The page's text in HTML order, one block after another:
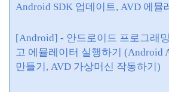
Android SDK 업데이트, AVD 에뮬
[Android] - 안드로이드 프로그래
고 에뮬레이터 실행하기 (Android
만들기, AVD 가상머신 작동하기)